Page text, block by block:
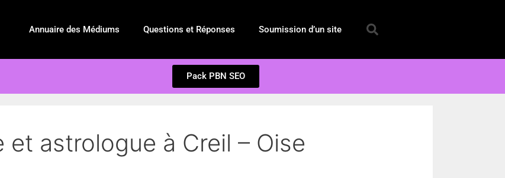
Annuaire des Médiums Questions et Réponses Soumission d’un site
Pack PBN SEO
astrologue à Creil – Oise